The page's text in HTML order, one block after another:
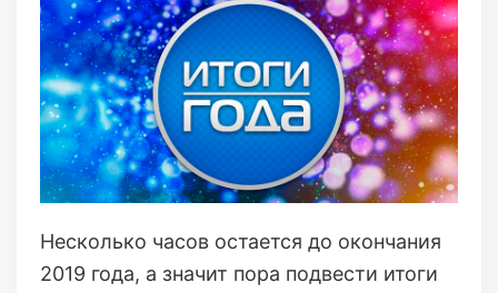
Несколько часов остается до окончания
2019 года, а значит пора подвести итоги